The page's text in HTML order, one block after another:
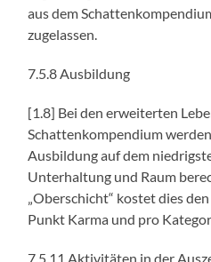
aus dem
zugelassen.
7.5.8 Ausbildung
[1.8] Bei den erweiterten
Schattenkompendium
Ausbildung auf dem
Unterhaltung und Raum
„Oberschicht“ kostet dies
Punkt Karma und pro
7.5.11 Aktivitäten in der